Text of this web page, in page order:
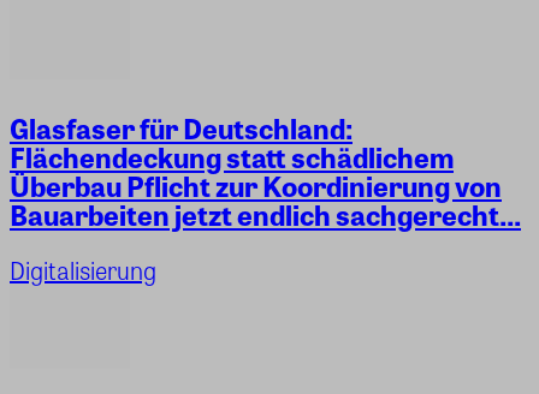
Glasfaser für Deutschland:
Flächendeckung statt schädlichem
Überbau Pflicht zur Koordinierung von
Bauarbeiten jetzt endlich sachgerecht...
Digitalisierung